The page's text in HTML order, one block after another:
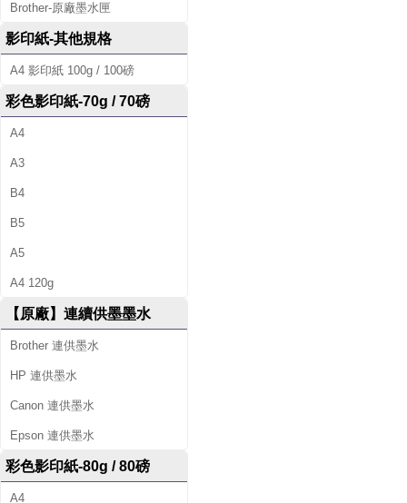
Brother-原廠墨水匣
影印紙-其他規格
A4 影印紙 100g / 100磅
彩色影印紙-70g / 70磅
A4
A3
B4
B5
A5
A4 120g
【原廠】連續供墨墨水
Brother 連供墨水
HP 連供墨水
Canon 連供墨水
Epson 連供墨水
彩色影印紙-80g / 80磅
A4